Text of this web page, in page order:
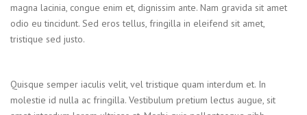
magna lacinia, congue enim et, dignissim ante. Nam gravida sit amet
odio eu tincidunt. Sed eros tellus, fringilla in eleifend sit amet,
tristique sed justo.
Quisque semper iaculis velit, vel tristique quam interdum et. In
molestie id nulla ac fringilla. Vestibulum pretium lectus augue, sit